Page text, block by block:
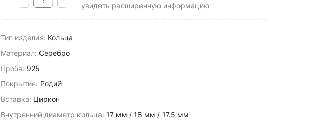
увидеть расширенную информацию
Тип изделия: Кольца
Материал: Серебро
Проба: 925
Покрытие: Родий
Вставка: Циркон
Внутренний диаметр кольца: 17 мм / 18 мм / 17.5 мм